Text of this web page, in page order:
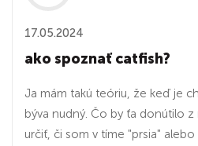
17.05.2024
ako spoznať catfish?
Ja mám takú teóriu, že keď je
býva nudný. Čo by ťa donútilo
určiť, či som v tíme "prsia" alebo